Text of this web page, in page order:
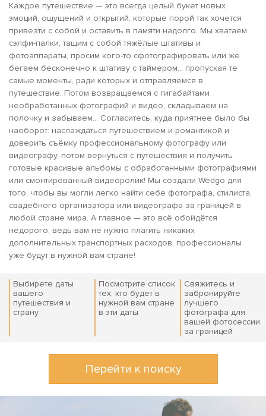
Каждое путешествие — это всегда целый букет новых
эмоций, ощущений и открытий, которые порой так хочется
привезти с собой и оставить в памяти надолго. Мы хватаем
сэлфи-палки, тащим с собой тяжёлые штативы и
фотоаппараты, просим кого-то сфотографировать или же
бегаем бесконечно к штативу с таймером... пропуская те
самые моменты, ради которых и отправляемся в
путешествие. Потом возвращаемся с гигабайтами
необработанных фотографий и видео, складываем на
полочку и забываем... Согласитесь, куда приятнее было бы
наоборот: наслаждаться путешествием и романтикой и
доверить съёмку профессиональному фотографу или
видеографу, потом вернуться с путешествия и получить
готовые красивые альбомы с обработанными фотографиями
или смонтированный видеоролик! Мы создали Wedgo для
того, чтобы вы могли легко найти себе фотографа, стилиста,
свадебного организатора или видеографа за границей в
любой стране мира. А главное — это всё обойдётся
недорого, ведь вам не нужно платить никаких
дополнительных транспортных расходов, профессионалы
уже будут в нужной вам стране!
Выбирете даты
вашего
путешествия и
страну
Посмотрите список
тех, кто будет в
нужной вам стране
в эти даты
Свяжитесь и
забронируйте
лучшего
фотографа для
вашей фотосессии
за границей
Перейти к поиску